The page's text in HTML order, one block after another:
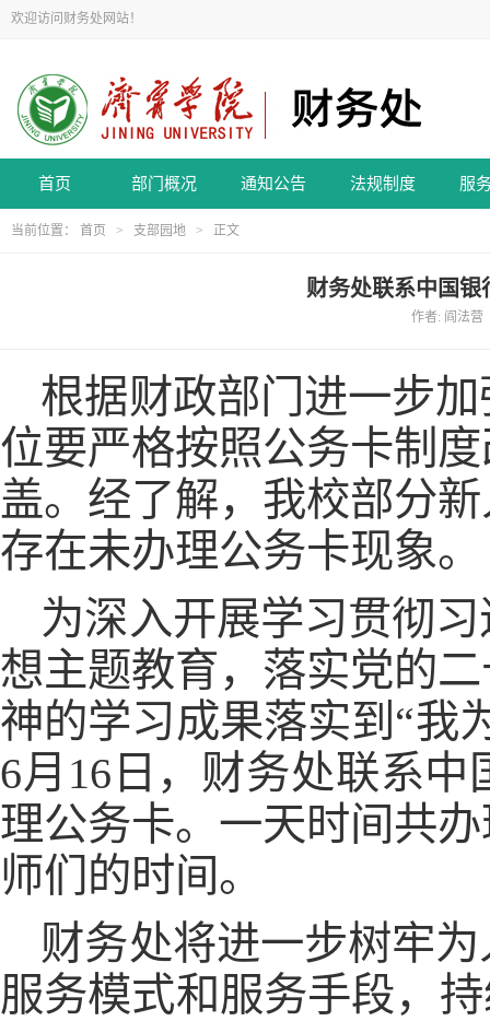
欢迎访问财务处网站！
首页 部门概况 通知公告 法规制度 服
当前位置： 首页 > 支部园地 > 正文
财务处联系中国
作者: 阎法
根据财政部门进一步
位要严格按照公务卡制
盖。经了解，我校部分
存在未办理公务卡现象。
为深入开展学习贯彻
想主题教育，落实党的
神的学习成果落实到“我
6月16日，财务处联系
理公务卡。一天时间共
师们的时间。
财务处将进一步树牢
服务模式和服务手段，